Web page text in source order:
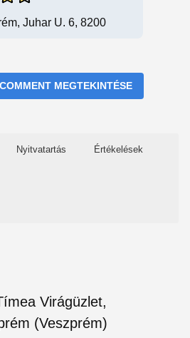
Juhar U. 6, 8200
MEGTEKINTÉSE
Nyitvatartás Értékelések
Virágüzlet,
(Veszprém)